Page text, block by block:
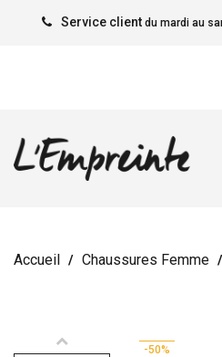
Service client du mardi au
Accueil Chaussures Femme
-50%